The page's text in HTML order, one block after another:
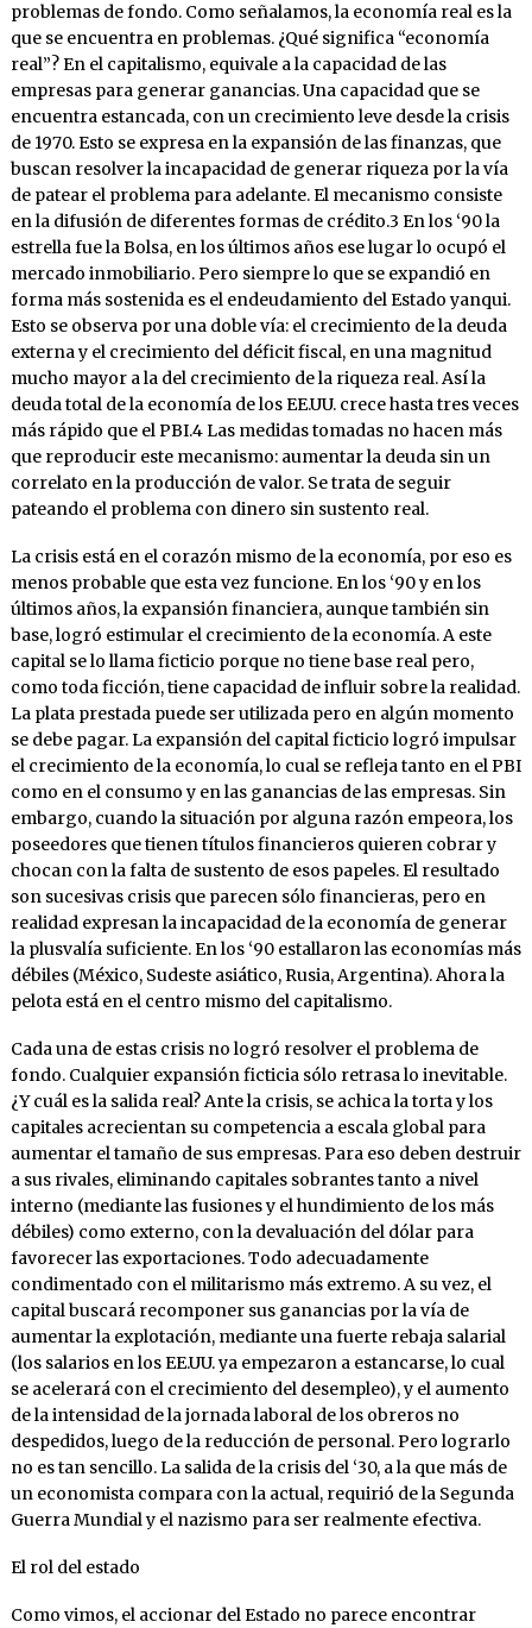
problemas de fondo. Como señalamos, la economía real es la
que se encuentra en problemas. ¿Qué significa “economía
real”? En el capitalismo, equivale a la capacidad de las
empresas para generar ganancias. Una capacidad que se
encuentra estancada, con un crecimiento leve desde la crisis
de 1970. Esto se expresa en la expansión de las finanzas, que
buscan resolver la incapacidad de generar riqueza por la vía
de patear el problema para adelante. El mecanismo consiste
en la difusión de diferentes formas de crédito.3 En los ‘90 la
estrella fue la Bolsa, en los últimos años ese lugar lo ocupó el
mercado inmobiliario. Pero siempre lo que se expandió en
forma más sostenida es el endeudamiento del Estado yanqui.
Esto se observa por una doble vía: el crecimiento de la deuda
externa y el crecimiento del déficit fiscal, en una magnitud
mucho mayor a la del crecimiento de la riqueza real. Así la
deuda total de la economía de los EE.UU. crece hasta tres veces
más rápido que el PBI.4 Las medidas tomadas no hacen más
que reproducir este mecanismo: aumentar la deuda sin un
correlato en la producción de valor. Se trata de seguir
pateando el problema con dinero sin sustento real.
La crisis está en el corazón mismo de la economía, por eso es
menos probable que esta vez funcione. En los ‘90 y en los
últimos años, la expansión financiera, aunque también sin
base, logró estimular el crecimiento de la economía. A este
capital se lo llama ficticio porque no tiene base real pero,
como toda ficción, tiene capacidad de influir sobre la realidad.
La plata prestada puede ser utilizada pero en algún momento
se debe pagar. La expansión del capital ficticio logró impulsar
el crecimiento de la economía, lo cual se refleja tanto en el PBI
como en el consumo y en las ganancias de las empresas. Sin
embargo, cuando la situación por alguna razón empeora, los
poseedores que tienen títulos financieros quieren cobrar y
chocan con la falta de sustento de esos papeles. El resultado
son sucesivas crisis que parecen sólo financieras, pero en
realidad expresan la incapacidad de la economía de generar
la plusvalía suficiente. En los ‘90 estallaron las economías más
débiles (México, Sudeste asiático, Rusia, Argentina). Ahora la
pelota está en el centro mismo del capitalismo.
Cada una de estas crisis no logró resolver el problema de
fondo. Cualquier expansión ficticia sólo retrasa lo inevitable.
¿Y cuál es la salida real? Ante la crisis, se achica la torta y los
capitales acrecientan su competencia a escala global para
aumentar el tamaño de sus empresas. Para eso deben destruir
a sus rivales, eliminando capitales sobrantes tanto a nivel
interno (mediante las fusiones y el hundimiento de los más
débiles) como externo, con la devaluación del dólar para
favorecer las exportaciones. Todo adecuadamente
condimentado con el militarismo más extremo. A su vez, el
capital buscará recomponer sus ganancias por la vía de
aumentar la explotación, mediante una fuerte rebaja salarial
(los salarios en los EE.UU. ya empezaron a estancarse, lo cual
se acelerará con el crecimiento del desempleo), y el aumento
de la intensidad de la jornada laboral de los obreros no
despedidos, luego de la reducción de personal. Pero lograrlo
no es tan sencillo. La salida de la crisis del ‘30, a la que más de
un economista compara con la actual, requirió de la Segunda
Guerra Mundial y el nazismo para ser realmente efectiva.
El rol del estado
Como vimos, el accionar del Estado no parece encontrar